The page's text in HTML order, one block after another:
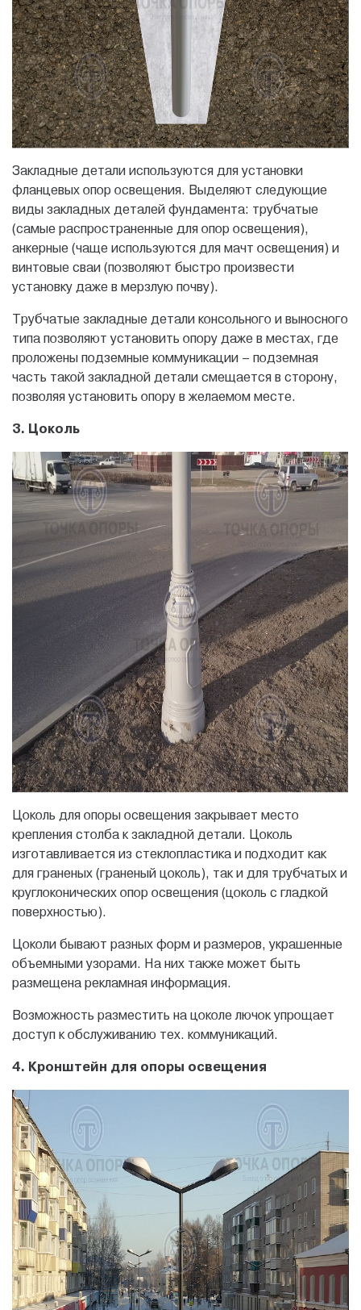
Закладные детали используются для установки
фланцевых опор освещения. Выделяют следующие
виды закладных деталей фундамента: трубчатые
(самые распространенные для опор освещения),
анкерные (чаще используются для мачт освещения) и
винтовые сваи (позволяют быстро произвести
установку даже в мерзлую почву).
Трубчатые закладные детали консольного и выносного
типа позволяют установить опору даже в местах, где
проложены подземные коммуникации – подземная
часть такой закладной детали смещается в сторону,
позволяя установить опору в желаемом месте.
3. Цоколь
Цоколь для опоры освещения закрывает место
крепления столба к закладной детали. Цоколь
изготавливается из стеклопластика и подходит как
для граненых (граненый цоколь), так и для трубчатых и
круглоконических опор освещения (цоколь с гладкой
поверхностью).
Цоколи бывают разных форм и размеров, украшенные
объемными узорами. На них также может быть
размещена рекламная информация.
Возможность разместить на цоколе лючок упрощает
доступ к обслуживанию тех. коммуникаций.
4. Кронштейн для опоры освещения